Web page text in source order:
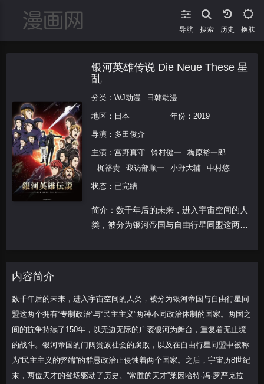
导航 搜索 换肤
银河英雄传说 Die Neue These 星
乱
分类： WJ动漫 日韩动漫
地区： 日本 年份： 2019
导演： 多田俊介
主演： 宫野真守 铃村健一
梅原裕一郎
梶裕贵
诹访部顺一 小野大辅
中村悠
一
远藤绫 花泽香菜
凡
星野充昭 大塚芳忠 安齐一博
木下纱
华
石川界人 铃木达央 鸟海浩辅
手冢秀
彻
古谷彻 齐藤次郎 花轮英司
二又一
状态：已完结
简介：数千年后的未来，进入宇宙空间的人
类，被分为银河帝国与自由行星同盟这两个
内容简介
数千年后的未来，进入宇宙空间的人类，被分为银河帝国与自由行星同
盟这两个拥有“专制政治”与“民主主义”两种不同政治体制的国家。两国之
间的抗争持续了150年，以无边无际的广袤银河为舞台，重复着无止境
的战斗。银河帝国的门阀贵族社会的腐败，以及在自由行星同盟中被称
为“民主主义的弊端”的群愚政治正侵蚀着两个国家。之后，宇宙历8世纪
末，两位天才的登场驱动了历史。“常胜的天才”莱因哈特·冯·罗严克拉